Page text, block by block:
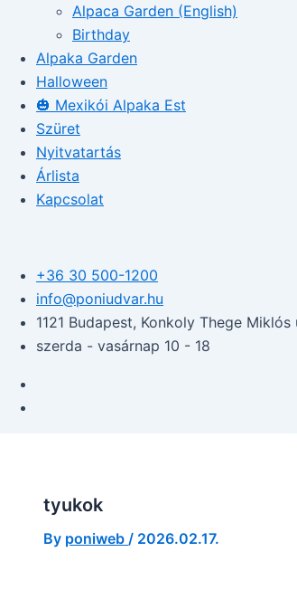
Alpaca Garden (English)
Birthday
Alpaka Garden
Halloween
🎃 Mexikói Alpaka Est
Szüret
Nyitvatartás
Árlista
Kapcsolat
+36 30 500-1200​
info@poniudvar.hu
1121 Budapest, Konkoly Thege Miklós
szerda - vasárnap 10 - 18
tyukok
By poniweb / 2026.02.17.